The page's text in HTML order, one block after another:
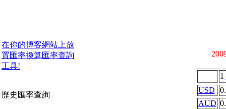
在你的博客網站上放
置匯率換算匯率查詢
工具!
歷史匯率查詢
1
USD
AUD